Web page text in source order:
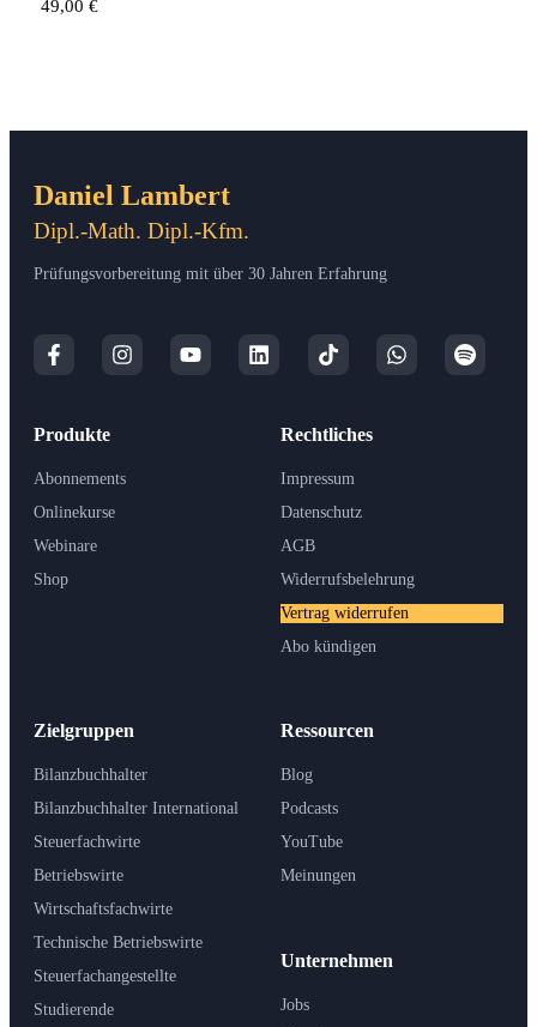
49,00 €
Daniel Lambert
Dipl.-Math. Dipl.-Kfm.
Prüfungsvorbereitung mit über 30 Jahren Erfahrung
Produkte
Abonnements
Onlinekurse
Webinare
Shop
Zielgruppen
Bilanzbuchhalter
Bilanzbuchhalter International
Steuerfachwirte
Betriebswirte
Wirtschaftsfachwirte
Technische Betriebswirte
Steuerfachangestellte
Studierende
Ressourcen
Blog
Podcasts
YouTube
Meinungen
Unternehmen
Jobs
Rechtliches
Impressum
Datenschutz
AGB
Widerrufsbelehrung
Vertrag widerrufen
Abo kündigen